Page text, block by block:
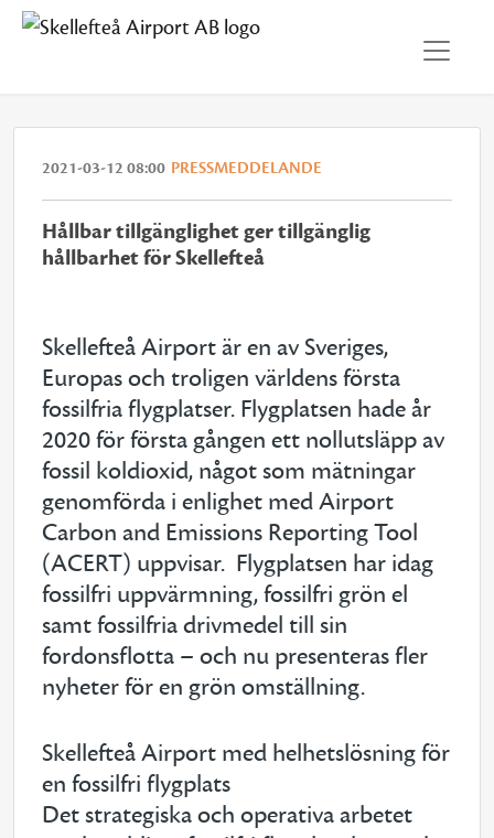
2021-03-12 08:00 PRESSMEDDELANDE
Hållbar tillgänglighet ger tillgänglig
hållbarhet för Skellefteå
Skellefteå Airport är en av Sveriges,
Europas och troligen världens första
fossilfria flygplatser. Flygplatsen hade år
2020 för första gången ett nollutsläpp av
fossil koldioxid, något som mätningar
genomförda i enlighet med Airport
Carbon and Emissions Reporting Tool
(ACERT) uppvisar. Flygplatsen har idag
fossilfri uppvärmning, fossilfri grön el
samt fossilfria drivmedel till sin
fordonsflotta – och nu presenteras fler
nyheter för en grön omställning.
Skellefteå Airport med helhetslösning för
en fossilfri flygplats
Det strategiska och operativa arbetet